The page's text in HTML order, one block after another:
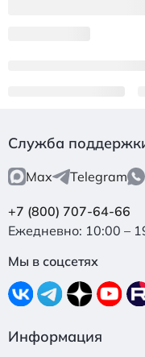
Служба
Max Telegram
+7 (800) 707-64-66
Ежедневно: 10:00 –
Мы в соцсетях
Информация